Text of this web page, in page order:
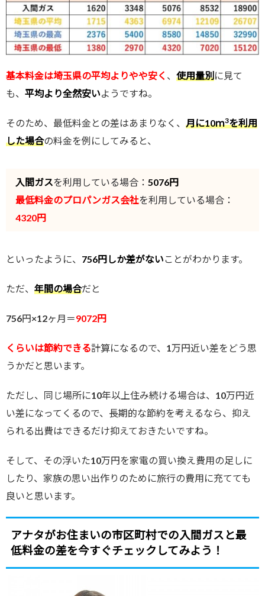
基本料金は埼玉県の平均よりやや安く 、 使用量別に見て
も、 平均より全然安いようですね。
そのため、最低料金との差はあまりなく、 月に10ｍ3を利用
した場合の料金を例にしてみると、
入間ガスを利用している場合： 5076円
最低料金のプロパンガス会社を利用している場合：
4320円
といったように、 756円しか差がない ことがわかります。
ただ、 年間の場合だと
756円×12ヶ月＝9072円
くらいは節約できる計算になるので、1万円近い差をどう思
うかだと思います。
ただし、同じ場所に10年以上住み続ける場合は、10万円近
い差になってくるので、長期的な節約を考えるなら、抑え
られる出費はできるだけ抑えておきたいですね。
そして、その浮いた10万円を家電の買い換え費用の足しに
したり、家族の思い出作りのために旅行の費用に充てても
良いと思います。
アナタがお住まいの市区町村での入間ガスと最
低料金の差を今すぐチェックしてみよう！